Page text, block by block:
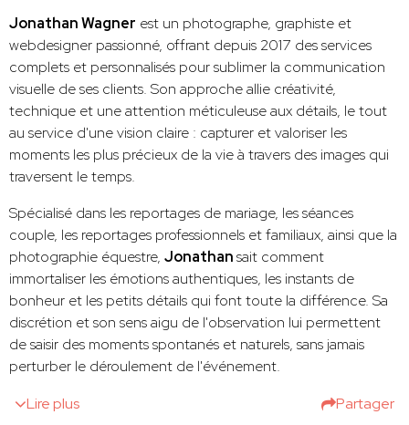
Jonathan Wagner est un photographe, graphiste et
webdesigner passionné, offrant depuis 2017 des services
complets et personnalisés pour sublimer la communication
visuelle de ses clients. Son approche allie créativité,
technique et une attention méticuleuse aux détails, le tout
au service d'une vision claire : capturer et valoriser les
moments les plus précieux de la vie à travers des images qui
traversent le temps.
Spécialisé dans les reportages de mariage, les séances
couple, les reportages professionnels et familiaux, ainsi que la
photographie équestre, Jonathansait comment
immortaliser les émotions authentiques, les instants de
bonheur et les petits détails qui font toute la différence. Sa
discrétion et son sens aigu de l'observation lui permettent
de saisir des moments spontanés et naturels, sans jamais
perturber le déroulement de l'événement.
Lire plus
Partager